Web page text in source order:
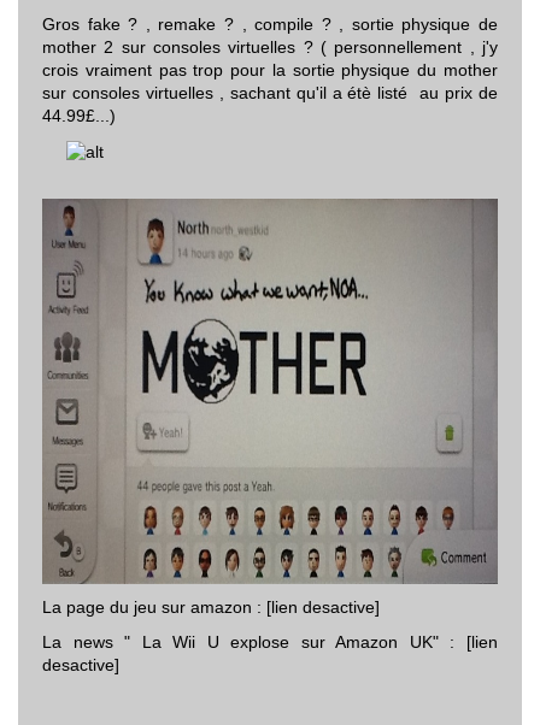
Gros fake ? , remake ? , compile ? , sortie physique de
mother 2 sur consoles virtuelles ? ( personnellement , j'y
crois vraiment pas trop pour la sortie physique du mother
sur consoles virtuelles , sachant qu'il a étè listé au prix de
44.99£...)
La page du jeu sur amazon : [lien desactive]
La news " La Wii U explose sur Amazon UK" : [lien
desactive]